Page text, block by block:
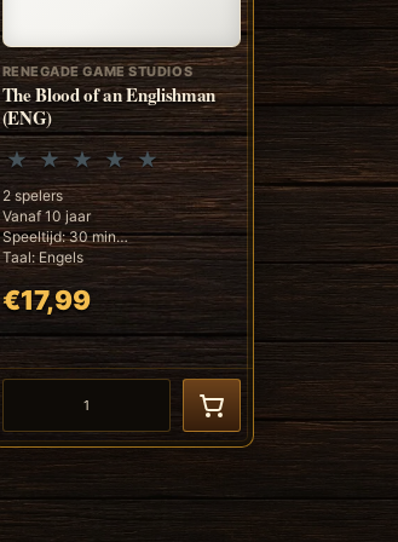
RENEGADE GAME STUDIOS
The Blood of an Englishman
(ENG)
2 spelers
Vanaf 10 jaar
Speeltijd: 30 min
Taal: Engels
€17,99